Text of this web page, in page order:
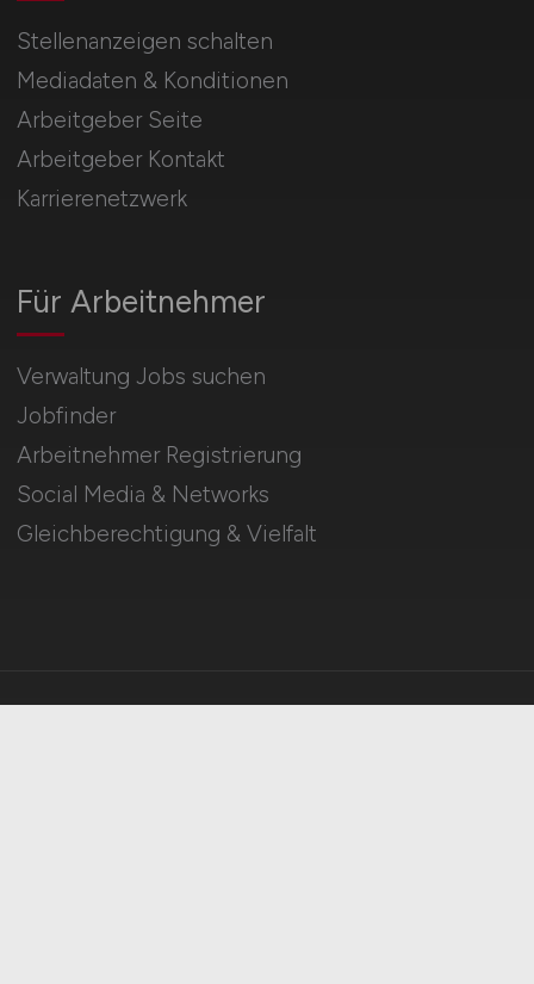
Für Arbeitnehmer
Verwaltung Jobs suchen
Jobfinder
Arbeitnehmer Registrierung
Social Media & Networks
Gleichberechtigung & Vielfalt
Stellenanzeigen schalten
Mediadaten & Konditionen
Arbeitgeber Seite
Arbeitgeber Kontakt
Karrierenetzwerk